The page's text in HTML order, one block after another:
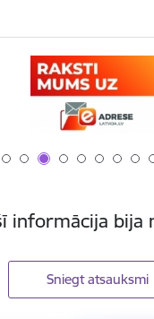
informācija bija
Sniegt atsauksmi